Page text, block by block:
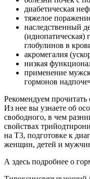
диабетическая
тяжелое
наследственный
(идиопатическая)
глобулинов в
акромегалия
низкая
применение
гормонов
Рекомендуем
Из нее вы узнаете об
свободного, в чем
свойствах
на Т3, подготовке к
женщин, детей и
А здесь подробнее о